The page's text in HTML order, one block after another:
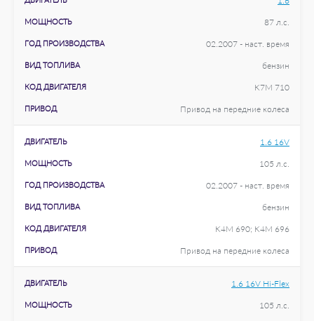
МОЩНОСТЬ 87 л.с.
ГОД ПРОИЗВОДСТВА 02.2007 - наст. время
ВИД ТОПЛИВА бензин
КОД ДВИГАТЕЛЯ K7M 710
ПРИВОД Привод на передние колеса
ДВИГАТЕЛЬ 1.6 16V
МОЩНОСТЬ 105 л.с.
ГОД ПРОИЗВОДСТВА 02.2007 - наст. время
ВИД ТОПЛИВА бензин
КОД ДВИГАТЕЛЯ K4M 690; K4M 696
ПРИВОД Привод на передние колеса
ДВИГАТЕЛЬ 1.6 16V Hi-Flex
МОЩНОСТЬ 105 л.с.